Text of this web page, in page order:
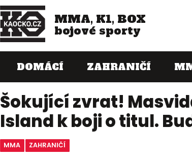
MMA, K1, BOX
bojové sporty
DOMÁCÍ ZAHRANIČÍ
Šokující zvrat!
Island k boji o titul.
MMA ZAHRANIČÍ